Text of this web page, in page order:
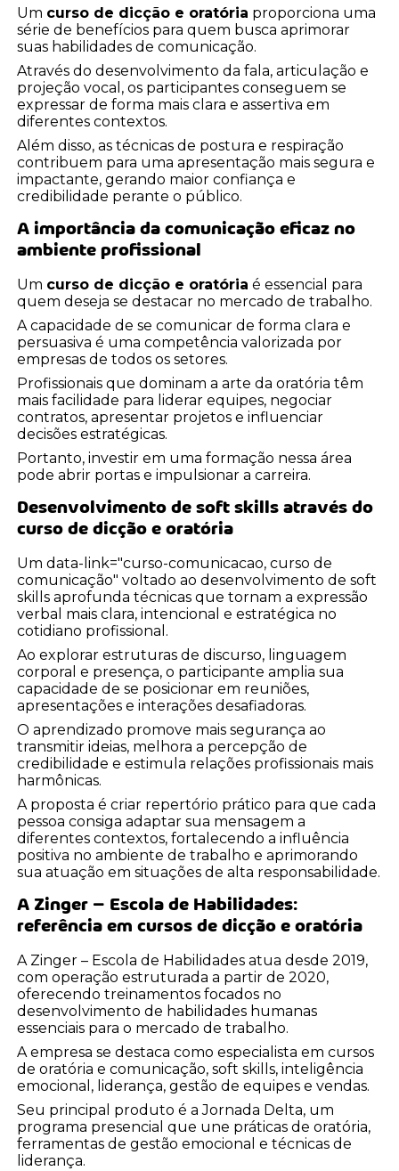
Um curso de dicção e oratória proporciona uma
série de benefícios para quem busca aprimorar
suas habilidades de comunicação.
Através do desenvolvimento da fala, articulação e
projeção vocal, os participantes conseguem se
expressar de forma mais clara e assertiva em
diferentes contextos.
Além disso, as técnicas de postura e respiração
contribuem para uma apresentação mais segura e
impactante, gerando maior confiança e
credibilidade perante o público.
A importância da comunicação eficaz no
ambiente profissional
Um curso de dicção e oratória é essencial para
quem deseja se destacar no mercado de trabalho.
A capacidade de se comunicar de forma clara e
persuasiva é uma competência valorizada por
empresas de todos os setores.
Profissionais que dominam a arte da oratória têm
mais facilidade para liderar equipes, negociar
contratos, apresentar projetos e influenciar
decisões estratégicas.
Portanto, investir em uma formação nessa área
pode abrir portas e impulsionar a carreira.
Desenvolvimento de soft skills através do
curso de dicção e oratória
Um data-link="curso-comunicacao, curso de
comunicação" voltado ao desenvolvimento de soft
skills aprofunda técnicas que tornam a expressão
verbal mais clara, intencional e estratégica no
cotidiano profissional.
Ao explorar estruturas de discurso, linguagem
corporal e presença, o participante amplia sua
capacidade de se posicionar em reuniões,
apresentações e interações desafiadoras.
O aprendizado promove mais segurança ao
transmitir ideias, melhora a percepção de
credibilidade e estimula relações profissionais mais
harmônicas.
A proposta é criar repertório prático para que cada
pessoa consiga adaptar sua mensagem a
diferentes contextos, fortalecendo a influência
positiva no ambiente de trabalho e aprimorando
sua atuação em situações de alta responsabilidade.
A Zinger – Escola de Habilidades:
referência em cursos de dicção e oratória
A Zinger – Escola de Habilidades atua desde 2019,
com operação estruturada a partir de 2020,
oferecendo treinamentos focados no
desenvolvimento de habilidades humanas
essenciais para o mercado de trabalho.
A empresa se destaca como especialista em cursos
de oratória e comunicação, soft skills, inteligência
emocional, liderança, gestão de equipes e vendas.
Seu principal produto é a Jornada Delta, um
programa presencial que une práticas de oratória,
ferramentas de gestão emocional e técnicas de
liderança.